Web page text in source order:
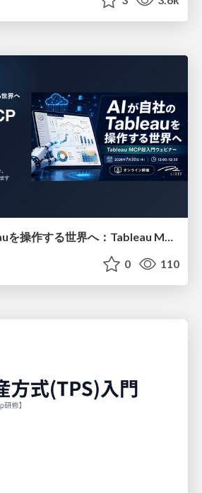
AIが自社のTableauを操作する世界へ：Tableau MCP超入門
0 110